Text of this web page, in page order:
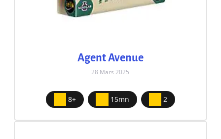
Agent Avenue
28 Mars 2025
8+ 15mn 2